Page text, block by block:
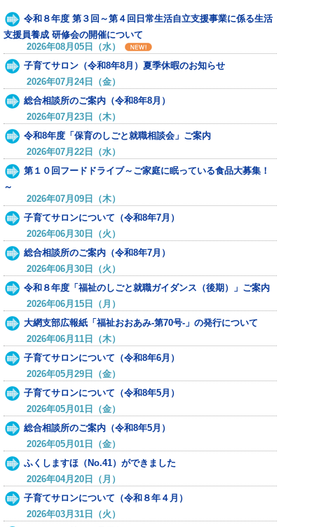
令和８年度 第３回～第４回日常生活自立支援事業に係る生活
支援員養成 研修会の開催について
2026年08月05日（水）
子育てサロン（令和8年8月）夏季休暇のお知らせ
2026年07月24日（金）
総合相談所のご案内（令和8年8月）
2026年07月23日（木）
令和8年度「保育のしごと就職相談会」ご案内
2026年07月22日（水）
第１０回フードドライブ～ご家庭に眠っている食品大募集！
～
2026年07月09日（木）
子育てサロンについて（令和8年7月）
2026年06月30日（火）
総合相談所のご案内（令和8年7月）
2026年06月30日（火）
令和８年度「福祉のしごと就職ガイダンス（後期）」ご案内
2026年06月15日（月）
大網支部広報紙「福祉おおあみ-第70号-」の発行について
2026年06月11日（木）
子育てサロンについて（令和8年6月）
2026年05月29日（金）
子育てサロンについて（令和8年5月）
2026年05月01日（金）
総合相談所のご案内（令和8年5月）
2026年05月01日（金）
ふくしますほ（No.41）ができました
2026年04月20日（月）
子育てサロンについて（令和８年４月）
2026年03月31日（火）